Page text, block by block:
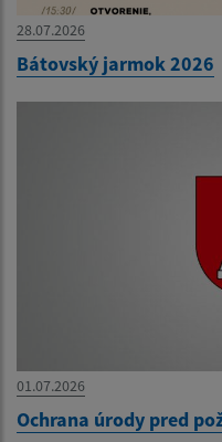
28.07.2026
Bátovský jarmok 2026
01.07.2026
Ochrana úrody pred